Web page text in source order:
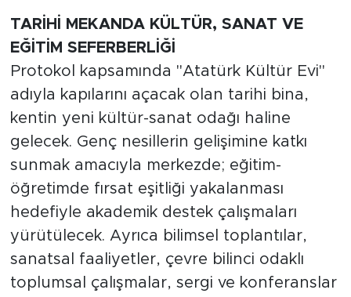
TARİHİ MEKANDA KÜLTÜR, SANAT VE
EĞİTİM SEFERBERLİĞİ
Protokol kapsamında "Atatürk Kültür Evi"
adıyla kapılarını açacak olan tarihi bina,
kentin yeni kültür-sanat odağı haline
gelecek. Genç nesillerin gelişimine katkı
sunmak amacıyla merkezde; eğitim-
öğretimde fırsat eşitliği yakalanması
hedefiyle akademik destek çalışmaları
yürütülecek. Ayrıca bilimsel toplantılar,
sanatsal faaliyetler, çevre bilinci odaklı
toplumsal çalışmalar, sergi ve konferanslar